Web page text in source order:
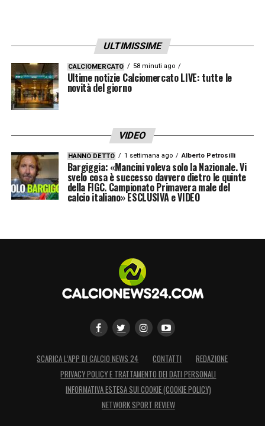
ULTIMISSIME
CALCIOMERCATO 58 minuti ago
Ultime notizie Calciomercato LIVE: tutte le
novità del giorno
VIDEO
HANNO DETTO 1 settimana ago Alberto Petrosilli
Bargiggia: «Mancini voleva solo la Nazionale. Vi
svelo cosa è successo davvero dietro le quinte
della FIGC. Campionato Primavera male del
calcio italiano» ESCLUSIVA e VIDEO
SCARICA L’APP DI CALCIO NEWS 24 CONTATTI
REDAZIONE
PRIVACY POLICY E TRATTAMENTO DEI DATI PERSONALI
INFORMATIVA ESTESA SUI COOKIE (COOKIE POLICY)
NETWORK SPORT REVIEW